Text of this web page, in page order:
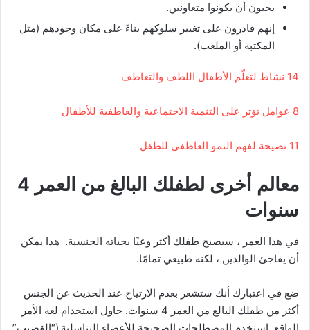
يحبون أن يكونوا متعاونين.
إنهم قادرون على تغيير سلوكهم بناءً على مكان وجودهم (مثل
المكتبة أو الملعب).
14 نشاط لتعلّم الأطفال اللطف والتعاطف
8 عوامل تؤثر على التنمية الاجتماعية والعاطفية للأطفال
11 نصيحة لفهم النمو العاطفي للطفل
معالم أخرى لطفلك البالغ من العمر 4
سنوات
في هذا العمر ، سيصبح طفلك أكثر وعيًا بحياته الجنسية. هذا يمكن
أن يفاجئ الوالدين ، لكنه طبيعي تمامًا.
ضع في اعتبارك أنك ستشعر بعدم الارتياح عند الحديث عن الجنس
أكثر من طفلك البالغ من العمر 4 سنوات. حاول استخدام لغة الأمر
الواقع. استخدم المصطلحات الصحيحة للأعضاء التناسلية (“القضيب”